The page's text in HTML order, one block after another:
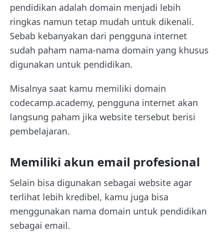
pendidikan adalah domain menjadi lebih
ringkas namun tetap mudah untuk dikenali.
Sebab kebanyakan dari pengguna internet
sudah paham nama-nama domain yang khusus
digunakan untuk pendidikan.
Misalnya saat kamu memiliki domain
codecamp.academy, pengguna internet akan
langsung paham jika website tersebut berisi
pembelajaran.
Memiliki akun email profesional
Selain bisa digunakan sebagai website agar
terlihat lebih kredibel, kamu juga bisa
menggunakan nama domain untuk pendidikan
sebagai email.